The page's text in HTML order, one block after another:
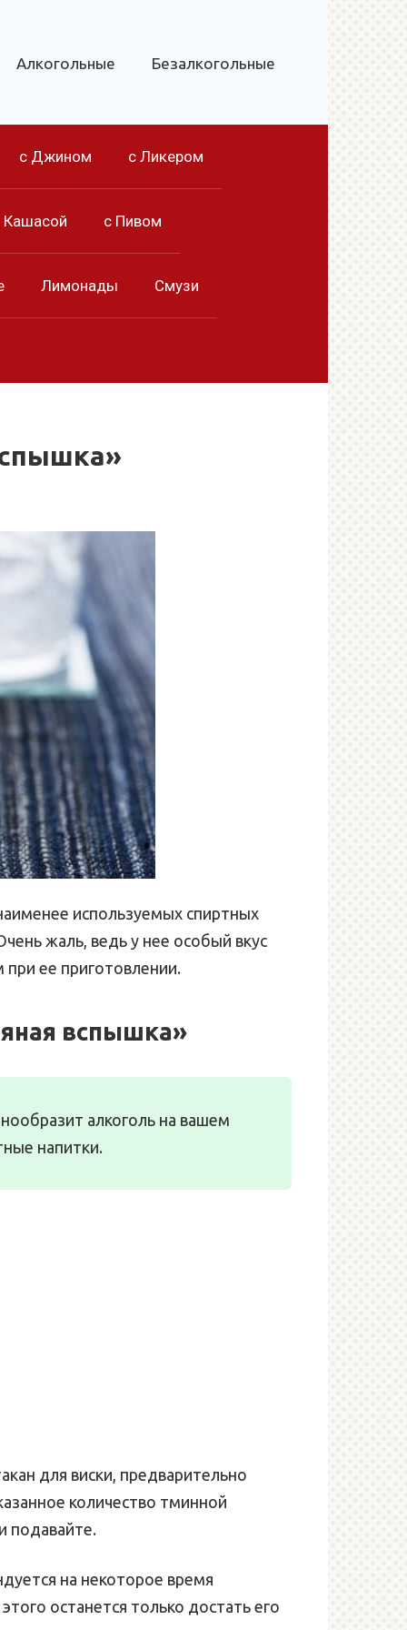
Алкогольные Безалкогольные
с Джином с Ликером
Кашасой с Пивом
Лимонады Смузи
используемых спиртных
жаль, ведь у нее особый вкус
ее приготовлении.
вспышка»
алкоголь на вашем
напитки.
для виски, предварительно
количество тминной
подавайте.
на некоторое время
останется только достать его